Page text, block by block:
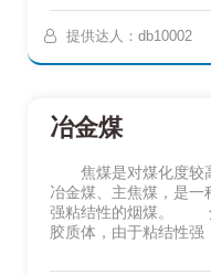
提供达人：db10002
冶金煤
焦煤是对煤化度较
冶金煤、主焦煤，是一
强粘结性的烟煤。
胶质体，由于粘结性强